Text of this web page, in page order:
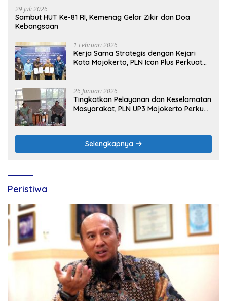
29 Juli 2026
Sambut HUT Ke-81 RI, Kemenag Gelar Zikir dan Doa
Kebangsaan
1 Februari 2026
Kerja Sama Strategis dengan Kejari
Kota Mojokerto, PLN Icon Plus Perkuat
26 Januari 2026
Tingkatkan Pelayanan dan Keselamatan
Masyarakat, PLN UP3 Mojokerto Perkuat
Selengkapnya
Peristiwa